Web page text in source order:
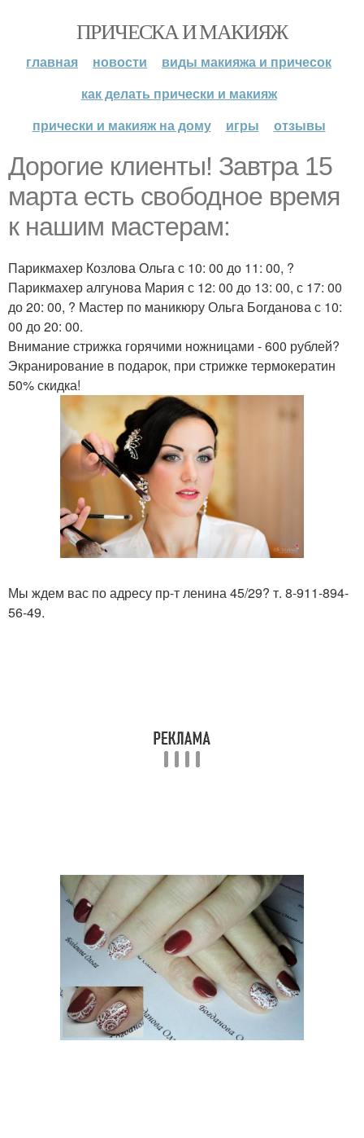
ПРИЧЕСКА И МАКИЯЖ
главная новости
виды макияжа и причесок
как делать прически и макияж
прически и макияж на дому
игры отзывы
Дорогие клиенты! Завтра 15
марта есть свободное время
к нашим мастерам:
Парикмахер Козлова Ольга с 10: 00 до 11: 00, ?
Парикмахер алгунова Мария с 12: 00 до 13: 00, с 17: 00
до 20: 00, ? Мастер по маникюру Ольга Богданова с 10:
00 до 20: 00.
Внимание стрижка горячими ножницами - 600 рублей?
Экранирование в подарок, при стрижке термокератин
50% скидка!
Мы ждем вас по адресу пр-т ленина 45/29? т. 8-911-894-
56-49.